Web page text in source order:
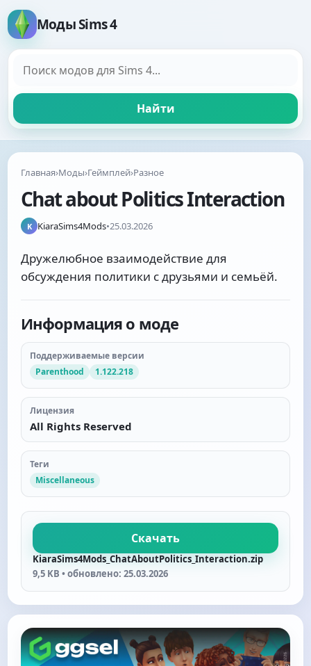
Моды Sims 4
Найти
Главная›Моды›Геймплей›Разное
Chat about Politics Interaction
K KiaraSims4Mods•25.03.2026
Дружелюбное взаимодействие для
обсуждения политики с друзьями и семьёй.
Информация о моде
Поддерживаемые версии
Parenthood
1.122.218
Лицензия
All Rights Reserved
Теги
Miscellaneous
Скачать
KiaraSims4Mods_ChatAboutPolitics_Interaction.zip
9,5 KB • обновлено: 25.03.2026